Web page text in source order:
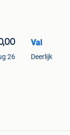
26
Val
Deerlijk